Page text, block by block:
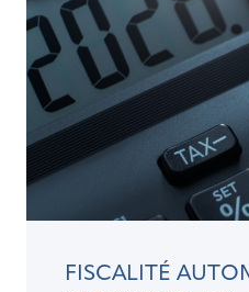
FISCALITÉ